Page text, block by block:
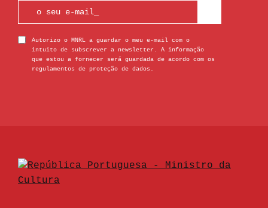
Autorizo o MNRL a guardar o meu e-mail com o
intuito de subscrever a newsletter. A informação
que estou a fornecer será guardada de acordo com os
regulamentos de proteção de dados.